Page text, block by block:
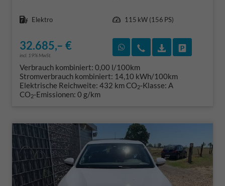
Elektro
115 kW (156 PS)
32.685,– €
incl. 19% MwSt.
Rückruf vereinbaren
Wir rufen Sie an
Verbrauch kombiniert: 0,00 l/100km
Stromverbrauch kombiniert: 14,10 kWh/100km
Elektrische Reichweite: 432 kmCO2-Klasse: A
CO2-Emissionen: 0 g/km